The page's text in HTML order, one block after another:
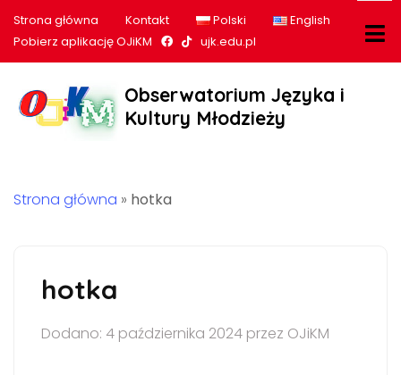
Strona główna Kontakt Polski
English
Pobierz aplikację OJiKM
Nasz profil na Facebook
Nasz profil na tiktok
ujk.edu.pl
Obserwatorium Języka i
Kultury Młodzieży
Strona główna » hotka
hotka
Dodano: 4 października 2024 przez OJiKM